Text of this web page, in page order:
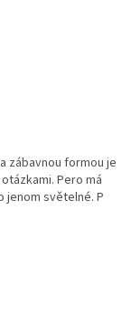
zábavnou formou je
Pero má
světelné. P